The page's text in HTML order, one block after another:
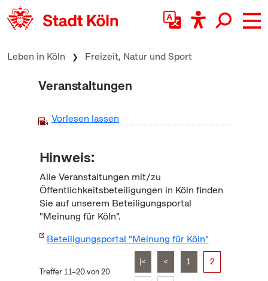
zum Inhalt springen
Leben in Köln Freizeit, Natur und Sport
Veranstaltungen
Vorlesen lassen
Hinweis:
Alle Veranstaltungen mit/zu
Öffentlichkeitsbeteiligungen in Köln finden
Sie auf unserem Beteiligungsportal
"Meinung für Köln".
Beteiligungsportal "Meinung für Köln"
Treffer 11–20 von 20
|< < 1 2